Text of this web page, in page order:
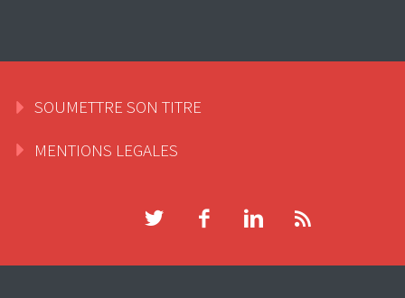
SOUMETTRE SON TITRE
MENTIONS LEGALES